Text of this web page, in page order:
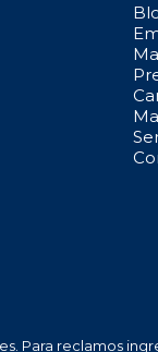
Para reclamos